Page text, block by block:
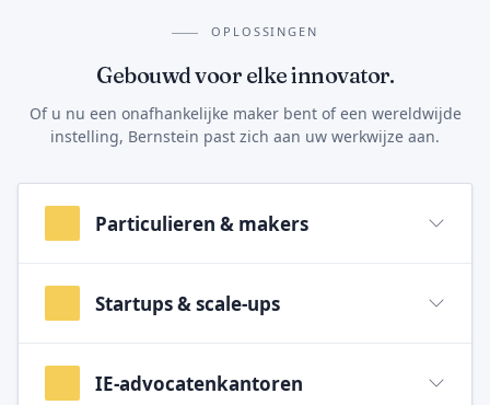
OPLOSSINGEN
Gebouwd voor elke innovator.
Of u nu een onafhankelijke maker bent of een wereldwijde
instelling, Bernstein past zich aan uw werkwijze aan.
Particulieren & makers
Startups & scale-ups
IE-advocatenkantoren